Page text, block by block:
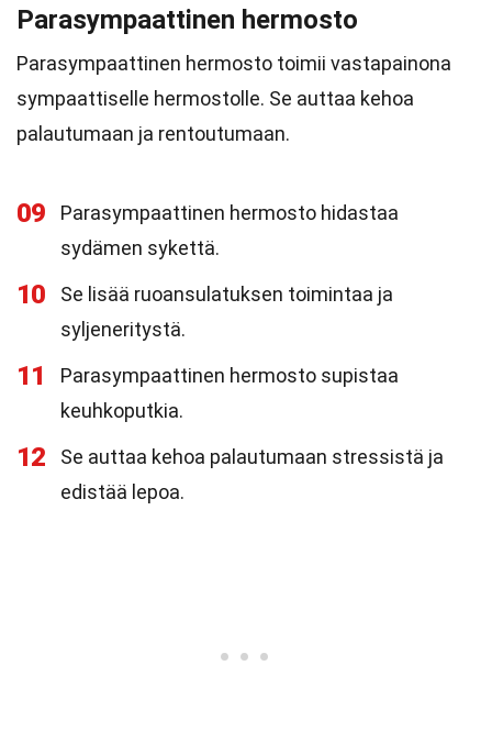
Parasympaattinen hermosto
Parasympaattinen hermosto toimii vastapainona
sympaattiselle hermostolle. Se auttaa kehoa
palautumaan ja rentoutumaan.
09
Parasympaattinen hermosto hidastaa
sydämen sykettä.
10
Se lisää ruoansulatuksen toimintaa ja
syljeneritystä.
11
Parasympaattinen hermosto supistaa
keuhkoputkia.
12
Se auttaa kehoa palautumaan stressistä ja
edistää lepoa.